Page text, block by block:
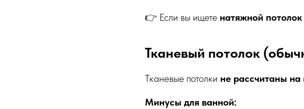
👉 Если вы ищете натяжной
Тканевый потолок
Тканевые потолки не рассчитаны на
Минусы для ванной: